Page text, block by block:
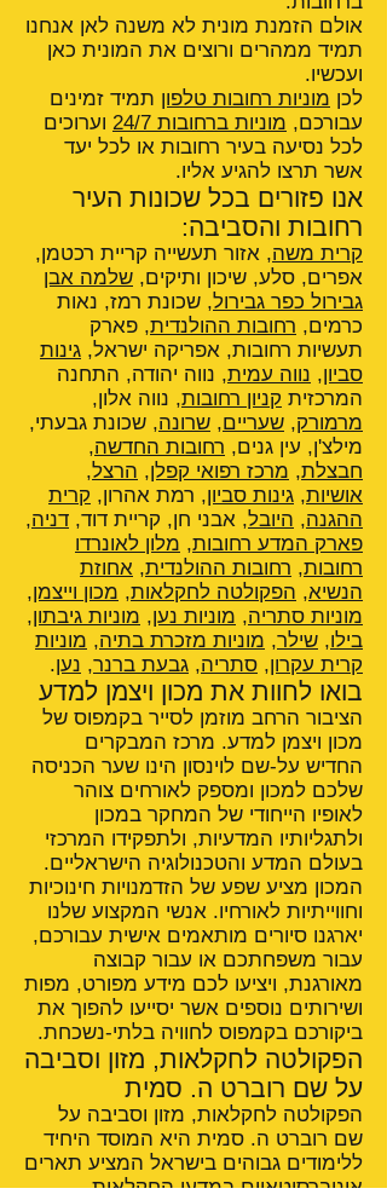
אולם הזמנת מונית לא משנה לאן אנחנו
תמיד ממהרים ורוצים את המונית כאן
ועכשיו.
לכן מוניות רחובות טלפון תמיד זמינים
עבורכם, מוניות ברחובות 24/7
וערוכים
לכל נסיעה בעיר רחובות או לכל יעד
אשר תרצו להגיע אליו.
אנו פזורים בכל שכונות העיר
רחובות והסביבה:
קרית משה, אזור תעשייה קריית רכטמן,
אפרים, סלע, שיכון ותיקים, שלמה אבן
גבירול כפר גבירול, שכונת רמז, נאות
כרמים, רחובות ההולנדית, פארק
תעשיות רחובות, אפריקה ישראל, גינות
סביון, נווה עמית, נווה יהודה, התחנה
המרכזית קניון רחובות, נווה אלון,
מרמורק, שעריים, שרונה, שכונת גבעתי,
מילצ'ן, עין גנים, רחובות החדשה,
חבצלת, מרכז רפואי קפלן, הרצל,
אושיות, גינות סביון, רמת אהרון, קרית
ההגנה, היובל, אבני חן, קריית דוד, דניה,
פארק המדע רחובות, מלון לאונרדו
רחובות, רחובות ההולנדית, אחוזת
הנשיא, הפקולטה לחקלאות, מכון וייצמן,
מוניות סתריה, מוניות נען, מוניות גיבתון,
בילו, שילר, מוניות מזכרת בתיה, מוניות
קרית עקרון, סתריה, גבעת ברנר, נען.
בואו לחוות את מכון ויצמן למדע
הציבור הרחב מוזמן לסייר בקמפוס של
מכון ויצמן למדע. מרכז המבקרים
החדיש על-שם לוינסון הינו שער הכניסה
שלכם למכון ומספק לאורחים צוהר
לאופיו הייחודי של המחקר במכון
ולתגליותיו המדעיות, ולתפקידו המרכזי
בעולם המדע והטכנולוגיה הישראליים.
המכון מציע שפע של הזדמנויות חינוכיות
וחווייתיות לאורחיו. אנשי המקצוע שלנו
יארגנו סיורים מותאמים אישית עבורכם,
עבור משפחתכם או עבור קבוצה
מאורגנת, ויציעו לכם מידע מפורט, מפות
ושירותים נוספים אשר יסייעו להפוך את
ביקורכם בקמפוס לחוויה בלתי-נשכחת.
הפקולטה לחקלאות, מזון וסביבה
על שם רוברט ה. סמית
הפקולטה לחקלאות, מזון וסביבה על
שם רוברט ה. סמית היא המוסד היחיד
ללימודים גבוהים בישראל המציע תארים
אוניברסיטאיים במדעי החקלאות.